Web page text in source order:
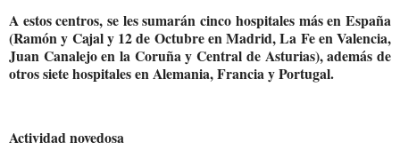
A estos centros, se les sumarán cinco hospitales más en España
(Ramón y Cajal y 12 de Octubre en Madrid, La Fe en Valencia,
Juan Canalejo en la Coruña y Central de Asturias), además de
otros siete hospitales en Alemania, Francia y Portugal.
Actividad novedosa